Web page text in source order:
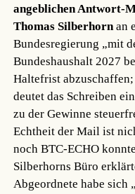
angeblichen Antwort-
Thomas Silberhornan
Bundesregierung „mit
Bundeshaushalt 2027
Haltefrist abzuschaffen;
deutet das Schreiben
zu der Gewinne
Echtheit der Mail ist
noch BTC-ECHO
Silberhorns Büro
Abgeordnete habe